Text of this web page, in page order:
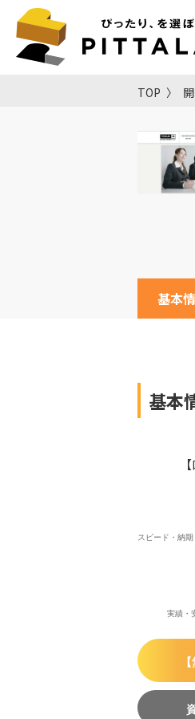
TOP
基本
基本